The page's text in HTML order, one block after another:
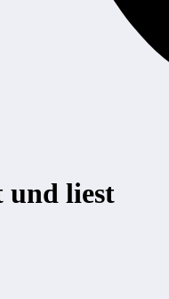
und liest